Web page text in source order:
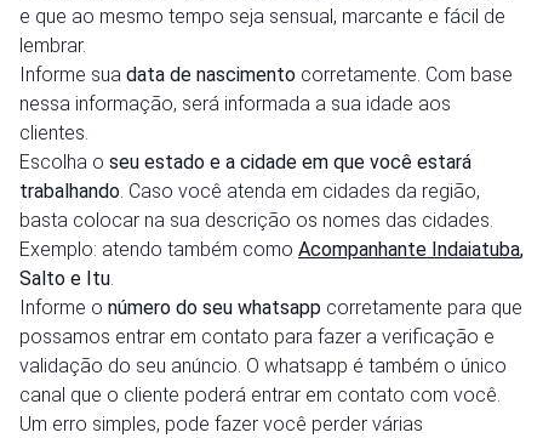
e que ao mesmo tempo seja sensual, marcante e fácil de
lembrar.
Informe sua data de nascimento corretamente. Com base
nessa informação, será informada a sua idade aos
clientes.
Escolha o seu estado e a cidade em que você estará
trabalhando . Caso você atenda em cidades da região,
basta colocar na sua descrição os nomes das cidades.
Exemplo: atendo também como Acompanhante Indaiatuba,
Salto e Itu
Informe o número do seu whatsapp corretamente para que
possamos entrar em contato para fazer a verificação e
validação do seu anúncio. O whatsapp é também o único
canal que o cliente poderá entrar em contato com você.
Um erro simples, pode fazer você perder várias